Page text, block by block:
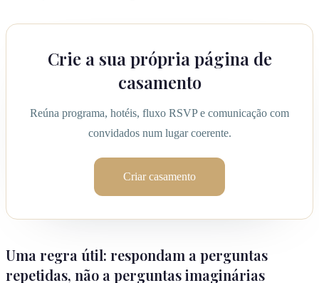
Crie a sua própria página de
casamento
Reúna programa, hotéis, fluxo RSVP e comunicação com
convidados num lugar coerente.
Criar casamento
Uma regra útil: respondam a perguntas
repetidas, não a perguntas imaginárias